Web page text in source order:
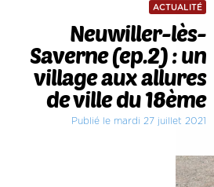
ACTUALITÉ
Neuwiller-lès-
Saverne (ep.2) : un
village aux allures
de ville du 18ème
Publié le mardi 27 juillet 2021